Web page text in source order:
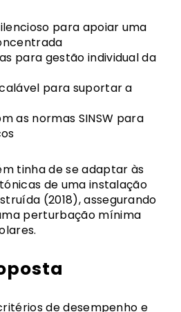
para apoiar uma
para gestão individual da
para suportar a
as normas SINSW para
tinha de se adaptar às
de uma instalação
(2018), assegurando
perturbação mínima
de desempenho e